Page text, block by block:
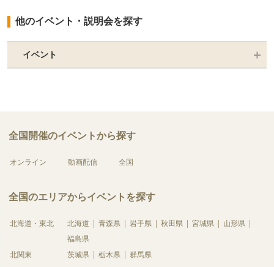
他のイベント・説明会を探す
イベント
全国開催のイベントから探す
オンライン 動画配信 全国
全国のエリアからイベントを探す
北海道・東北 北海道 青森県 岩手県 秋田県 宮城県
山形県
福島県
北関東
茨城県 栃木県 群馬県